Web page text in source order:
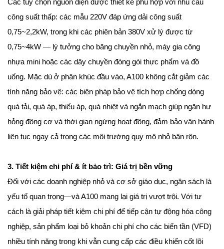
công suất thấp: các mẫu 220V đáp ứng dải công suất
0,75~2,2kW, trong khi các phiên bản 380V xử lý được từ
0,75~4kW — lý tưởng cho băng chuyền nhỏ, máy gia công
nhựa mini hoặc các dây chuyền đóng gói thực phẩm và đồ
uống. Mặc dù ở phân khúc đầu vào, A100 không cắt giảm các
tính năng bảo vệ: các biện pháp bảo vệ tích hợp chống dòng
quá tải, quá áp, thiếu áp, quá nhiệt và ngắn mạch giúp ngăn hư
hỏng động cơ và thời gian ngừng hoạt động, đảm bảo vận hành
liên tục ngay cả trong các môi trường quy mô nhỏ bận rộn.
3. Tiết kiệm chi phí & ít bảo trì: Giá trị bền vững
Đối với các doanh nghiệp nhỏ và cơ sở giáo dục, ngân sách là
yếu tố quan trọng—và A100 mang lại giá trị vượt trội. Với tư
cách là giải pháp tiết kiệm chi phí để tiếp cận tự động hóa công
nghiệp, sản phẩm loại bỏ khoản chi phí cho các biến tần (VFD)
nhiều tính năng trong khi vẫn cung cấp các điều khiển cốt lõi